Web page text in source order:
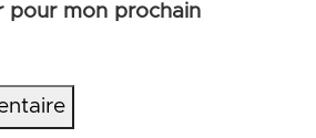
pour mon prochain